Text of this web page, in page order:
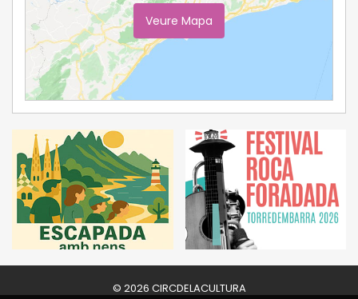
Veure Mapa
© 2026 CIRCDELACULTURA